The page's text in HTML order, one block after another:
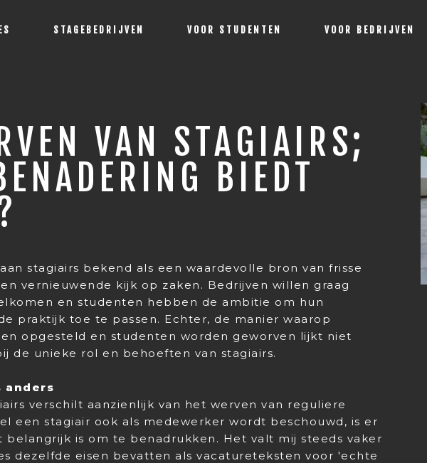
STAGEBEDRIJVEN VOOR STUDENTEN VOOR BEDRIJVEN
VAN STAGIAIRS;
BIEDT
stagiairs bekend als een waardevolle bron van frisse
vernieuwende kijk op zaken. Bedrijven willen graag
en studenten hebben de ambitie om hun
praktijk toe te passen. Echter, de manier waarop
opgesteld en studenten worden geworven lijkt niet
de unieke rol en behoeften van stagiairs.
anders
verschilt aanzienlijk van het werven van reguliere
een stagiair ook als medewerker wordt beschouwd, is er
belangrijk is om te benadrukken. Het valt mij steeds vaker
dezelfde eisen bevatten als vacatureteksten voor 'echte